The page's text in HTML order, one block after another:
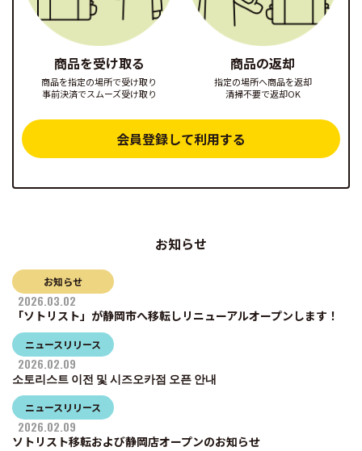
商品を受け取る
商品を指定の場所で受け取り
事前決済でスムーズ受け取り
商品の返却
指定の場所へ商品を返却
清掃不要で返却OK
会員登録して利用する
お知らせ
お知らせ
2026.03.02
「ソトリスト」が静岡市へ移転しリニューアルオープンします！
ニュースリリース
2026.02.09
소토리스트 이전 및 시즈오카점 오픈 안내
ニュースリリース
2026.02.09
ソトリスト移転および静岡店オープンのお知らせ